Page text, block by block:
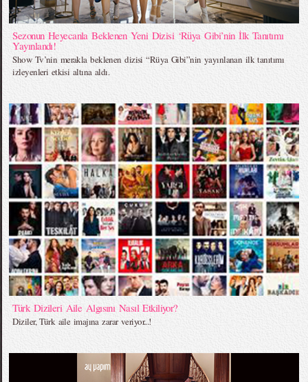
Sezonun Heyecanla Beklenen Yeni Dizisi ‘Rüya Gibi’nin İlk Tanıtımı
Yayınlandı!
Show Tv’nin merakla beklenen dizisi “Rüya Gibi”nin yayınlanan ilk tanıtımı
izleyenleri etkisi altına aldı.
Türk Dizileri Aile Algısını Nasıl Etkiliyor?
Diziler, Türk aile imajına zarar veriyor...!